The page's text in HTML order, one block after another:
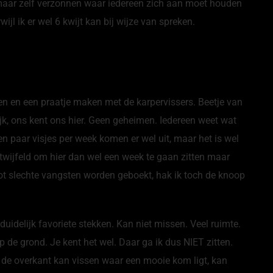
zelf verzonnen waar iedereen zich aan moet houden
ik er wel 6 kwijt kan bij wijze van spreken.
en een praatje maken met de karpervissers. Beetje van
ons kent ons hier. Geen geheimen. Iedereen weet wat
paar visjes per week komen er wel uit, maar het is wel
om hier dan wel een week te gaan zitten maar
slechte vangsten worden geboekt, hak ik toch de knoop
favoriete stekken. Kan niet missen. Veel ruimte.
de grond. Je kent het wel. Daar ga ik dus NIET zitten.
overkant kan vissen waar een mooie kom ligt, kan